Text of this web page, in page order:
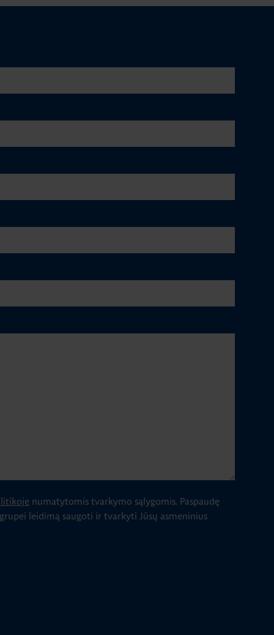
numatytomis tvarkymo sąlygomis. Paspaudę
leidimą saugoti ir tvarkyti Jūsų asmeninius